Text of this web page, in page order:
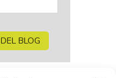
BLOG